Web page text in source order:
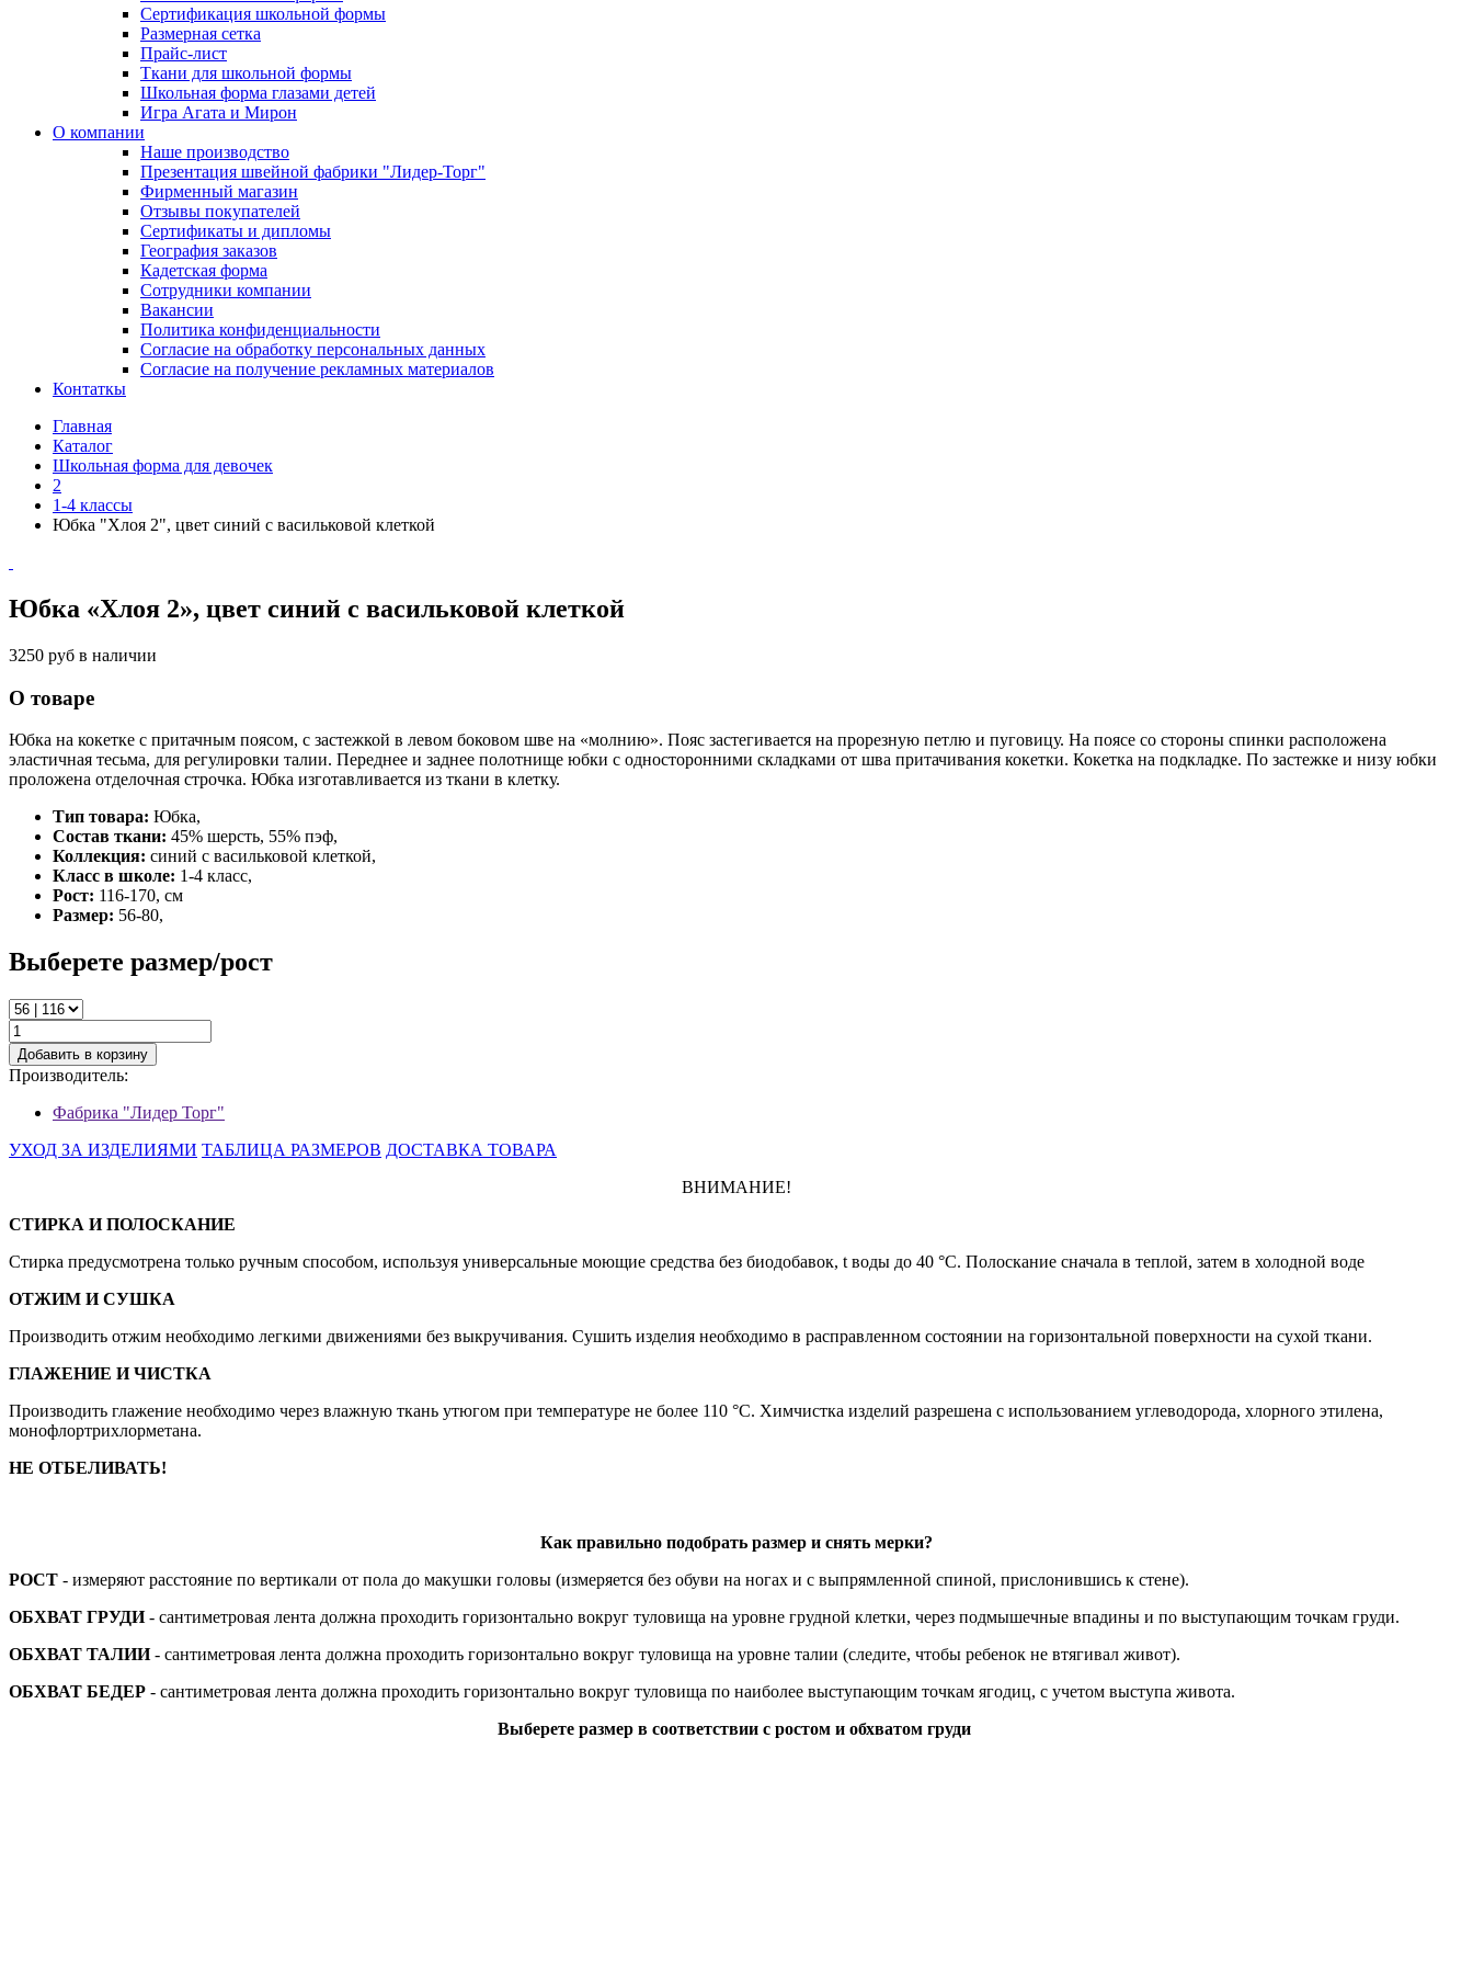
Сертификация школьной формы
Размерная сетка
Прайс-лист
Ткани для школьной формы
Школьная форма глазами детей
Игра Агата и Мирон
О компании
Наше производство
Презентация швейной фабрики "Лидер-Торг"
Фирменный магазин
Отзывы покупателей
Сертификаты и дипломы
География заказов
Кадетская форма
Сотрудники компании
Вакансии
Политика конфиденциальности
Согласие на обработку персональных данных
Согласие на получение рекламных материалов
Контаткы
Главная
Каталог
Школьная форма для девочек
2
1-4 классы
Юбка "Хлоя 2", цвет синий с васильковой клеткой
Юбка «Хлоя 2», цвет синий с васильковой клеткой
3250 руб в наличии
О товаре
Юбка на кокетке с притачным поясом, с застежкой в левом боковом шве на «молнию». Пояс застегивается на прорезную петлю и пуговицу. На поясе со стороны спинки расположена
эластичная тесьма, для регулировки талии. Переднее и заднее полотнище юбки с односторонними складками от шва притачивания кокетки. Кокетка на подкладке. По застежке и низу юбки
проложена отделочная строчка. Юбка изготавливается из ткани в клетку.
Тип товара: Юбка,
Состав ткани: 45% шерсть, 55% пэф,
Коллекция: синий с васильковой клеткой,
Класс в школе: 1-4 класс,
Рост: 116-170, см
Размер: 56-80,
Выберете размер/рост
Добавить в корзину
Производитель:
Фабрика "Лидер Торг"
УХОД ЗА ИЗДЕЛИЯМИ ТАБЛИЦА РАЗМЕРОВ ДОСТАВКА ТОВАРА
ВНИМАНИЕ!
СТИРКА И ПОЛОСКАНИЕ
Стирка предусмотрена только ручным способом, используя универсальные моющие средства без биодобавок, t воды до 40 °С. Полоскание сначала в теплой, затем в холодной воде
ОТЖИМ И СУШКА
Производить отжим необходимо легкими движениями без выкручивания. Сушить изделия необходимо в расправленном состоянии на горизонтальной поверхности на сухой ткани.
ГЛАЖЕНИЕ И ЧИСТКА
Производить глажение необходимо через влажную ткань утюгом при температуре не более 110 °С. Химчистка изделий разрешена с использованием углеводорода, хлорного этилена,
монофлортрихлорметана.
НЕ ОТБЕЛИВАТЬ!
Как правильно подобрать размер и снять мерки?
РОСТ - измеряют расстояние по вертикали от пола до макушки головы (измеряется без обуви на ногах и с выпрямленной спиной, прислонившись к стене).
ОБХВАТ ГРУДИ- сантиметровая лента должна проходить горизонтально вокруг туловища на уровне грудной клетки, через подмышечные впадины и по выступающим точкам груди.
ОБХВАТ ТАЛИИ- сантиметровая лента должна проходить горизонтально вокруг туловища на уровне талии (следите, чтобы ребенок не втягивал живот).
ОБХВАТ БЕДЕР - сантиметровая лента должна проходить горизонтально вокруг туловища по наиболее выступающим точкам ягодиц, с учетом выступа живота.
Выберете размер в соответствии с ростом и обхватом груди